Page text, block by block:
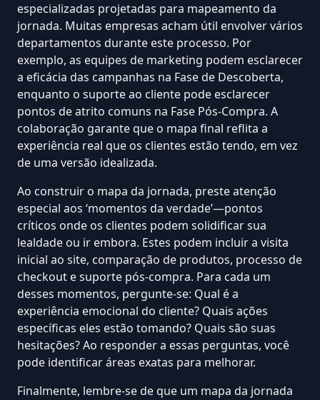
especializadas projetadas para mapeamento da
jornada. Muitas empresas acham útil envolver vários
departamentos durante este processo. Por
exemplo, as equipes de marketing podem esclarecer
a eficácia das campanhas na Fase de Descoberta,
enquanto o suporte ao cliente pode esclarecer
pontos de atrito comuns na Fase Pós-Compra. A
colaboração garante que o mapa final reflita a
experiência real que os clientes estão tendo, em vez
de uma versão idealizada.
Ao construir o mapa da jornada, preste atenção
especial aos ‘momentos da verdade’—pontos
críticos onde os clientes podem solidificar sua
lealdade ou ir embora. Estes podem incluir a visita
inicial ao site, comparação de produtos, processo de
checkout e suporte pós-compra. Para cada um
desses momentos, pergunte-se: Qual é a
experiência emocional do cliente? Quais ações
específicas eles estão tomando? Quais são suas
hesitações? Ao responder a essas perguntas, você
pode identificar áreas exatas para melhorar.
Finalmente, lembre-se de que um mapa da jornada